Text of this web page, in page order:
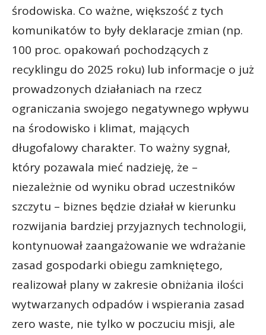
środowiska. Co ważne, większość z tych
komunikatów to były deklaracje zmian (np.
100 proc. opakowań pochodzących z
recyklingu do 2025 roku) lub informacje o już
prowadzonych działaniach na rzecz
ograniczania swojego negatywnego wpływu
na środowisko i klimat, mających
długofalowy charakter. To ważny sygnał,
który pozawala mieć nadzieję, że –
niezależnie od wyniku obrad uczestników
szczytu – biznes będzie działał w kierunku
rozwijania bardziej przyjaznych technologii,
kontynuował zaangażowanie we wdrażanie
zasad gospodarki obiegu zamkniętego,
realizował plany w zakresie obniżania ilości
wytwarzanych odpadów i wspierania zasad
zero waste, nie tylko w poczuciu misji, ale